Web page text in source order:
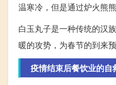
温寒冷，但是通过炉火熊
白玉丸子是一种传统的汉
暖的攻势，为春节的到来预
疫情结束后餐饮业的自